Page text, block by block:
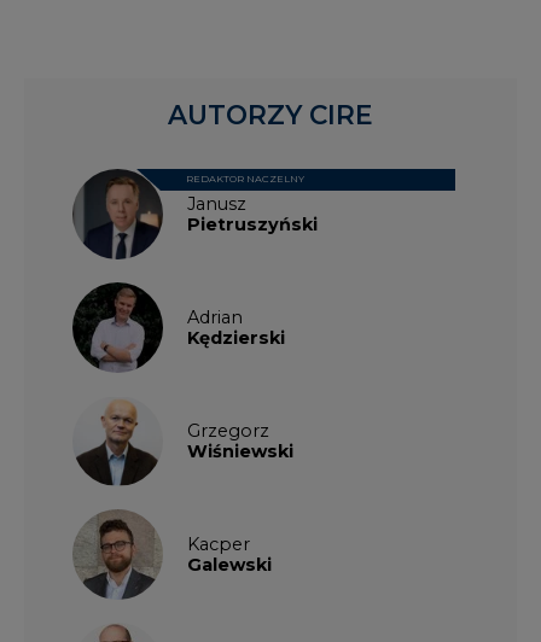
Janusz
Pietruszyński
REDAKTOR NACZELNY
Adrian
Kędzierski
Grzegorz
Wiśniewski
Kacper
Galewski
AUTORZY CIRE